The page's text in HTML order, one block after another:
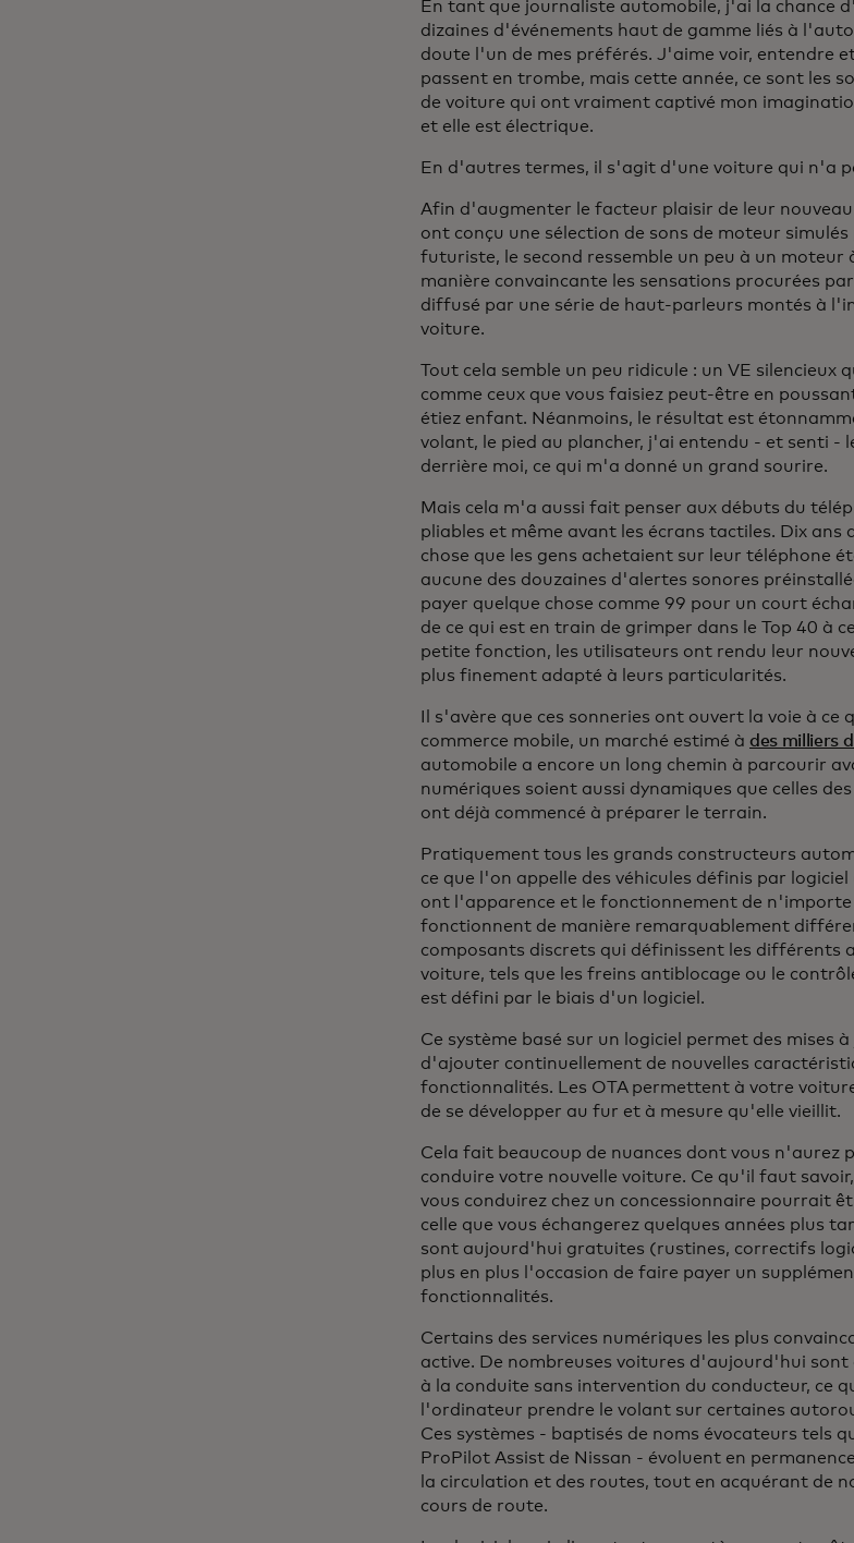
En tant que journaliste automobile, j'ai la chance
dizaines d'événements haut de gamme liés à
doute l'un de mes préférés. J'aime voir, entendre
passent en trombe, mais cette année, ce sont les
de voiture qui ont vraiment captivé mon
et elle est électrique.
En d'autres termes, il s'agit d'une voiture qui n'a
Afin d'augmenter le facteur plaisir de leur
ont conçu une sélection de sons de moteur
futuriste, le second ressemble un peu à un moteur
manière convaincante les sensations procurées
diffusé par une série de haut-parleurs montés à
voiture.
Tout cela semble un peu ridicule : un VE silencieux
comme ceux que vous faisiez peut-être en
étiez enfant. Néanmoins, le résultat est
volant, le pied au plancher, j'ai entendu - et senti -
derrière moi, ce qui m'a donné un grand sourire.
Mais cela m'a aussi fait penser aux débuts du
pliables et même avant les écrans tactiles. Dix ans
chose que les gens achetaient sur leur téléphone
aucune des douzaines d'alertes sonores
payer quelque chose comme 99 pour un court
de ce qui est en train de grimper dans le Top 40 à
petite fonction, les utilisateurs ont rendu leur
plus finement adapté à leurs particularités.
Il s'avère que ces sonneries ont ouvert la voie à
commerce mobile, un marché estimé à des milliers
automobile a encore un long chemin à parcourir
numériques soient aussi dynamiques que celles
ont déjà commencé à préparer le terrain.
Pratiquement tous les grands constructeurs
ce que l'on appelle des véhicules définis par
ont l'apparence et le fonctionnement de
fonctionnent de manière remarquablement
composants discrets qui définissent les différents
voiture, tels que les freins antiblocage ou le
est défini par le biais d'un logiciel.
Ce système basé sur un logiciel permet des mises
d'ajouter continuellement de nouvelles
fonctionnalités. Les OTA permettent à votre
de se développer au fur et à mesure qu'elle vieillit.
Cela fait beaucoup de nuances dont vous n'aurez
conduire votre nouvelle voiture. Ce qu'il faut
vous conduirez chez un concessionnaire pourrait
celle que vous échangerez quelques années plus
sont aujourd'hui gratuites (rustines, correctifs
plus en plus l'occasion de faire payer un
fonctionnalités.
Certains des services numériques les plus
active. De nombreuses voitures d'aujourd'hui
à la conduite sans intervention du conducteur, ce
l'ordinateur prendre le volant sur certaines
Ces systèmes - baptisés de noms évocateurs tels
ProPilot Assist de Nissan - évoluent en
la circulation et des routes, tout en acquérant de
cours de route.